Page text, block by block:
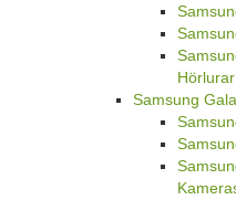
Hörlurar
Samsung